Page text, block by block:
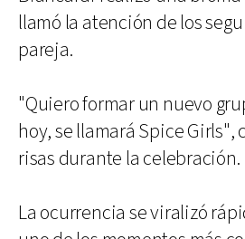
llamó la atención de los
pareja.
"Quiero formar un nuevo
hoy, se llamará Spice Girls",
risas durante la celebración.
La ocurrencia se viralizó